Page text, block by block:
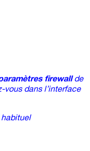
firewallde
vous dans l’interface